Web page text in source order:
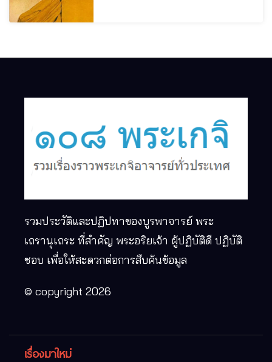
รวมประวัติและปฏิปทาของบูรพาจารย์ พระ
เถรานุเถระ ที่สำคัญ พระอริยเจ้า ผู้ปฏิบัติดี ปฏิบัติ
ชอบ เพื่อให้สะดวกต่อการสืบค้นข้อมูล
© copyright 2026
เรื่องมาใหม่